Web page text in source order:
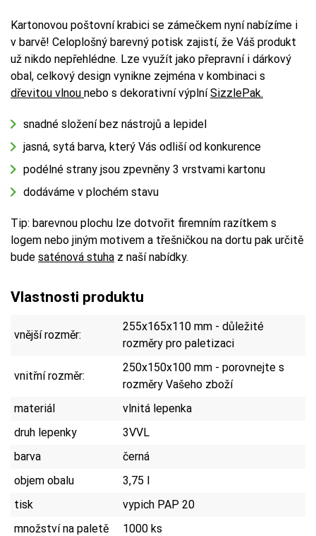
Kartonovou poštovní krabici se zámečkem nyní nabízíme i
v barvě! Celoplošný barevný potisk zajistí, že Váš produkt
už nikdo nepřehlédne. Lze využít jako přepravní i dárkový
obal, celkový design vynikne zejména v kombinaci s
dřevitou vlnou nebo s dekorativní výplníSizzlePak.
snadné složení bez nástrojů a lepidel
jasná, sytá barva, který Vás odliší od konkurence
podélné strany jsou zpevněny 3 vrstvami kartonu
dodáváme v plochém stavu
Tip: barevnou plochu lze dotvořit firemním razítkem s
logem nebo jiným motivem a třešničkou na dortu pak určitě
bude saténová stuha z naší nabídky.
Vlastnosti produktu
vnější rozměr:
255x165x110 mm - důležité
rozměry pro paletizaci
vnitřní rozměr:
250x150x100 mm - porovnejte s
rozměry Vašeho zboží
materiál
vlnitá lepenka
druh lepenky
3VVL
barva
černá
objem obalu
3,75 l
tisk
vypich PAP 20
množství na paletě
1000 ks